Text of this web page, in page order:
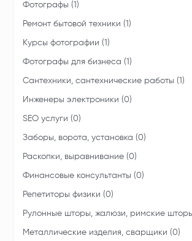
Фотографы (1)
Ремонт бытовой техники (1)
Курсы фотографии (1)
Фотографы для бизнеса (1)
Сантехники, сантехнические работы (1)
Инженеры электроники (0)
SEO услуги (0)
Заборы, ворота, установка (0)
Раскопки, выравнивание (0)
Финансовые консультанты (0)
Репетиторы физики (0)
Рулонные шторы, жалюзи, римские
Металлические изделия, сварщики (0)